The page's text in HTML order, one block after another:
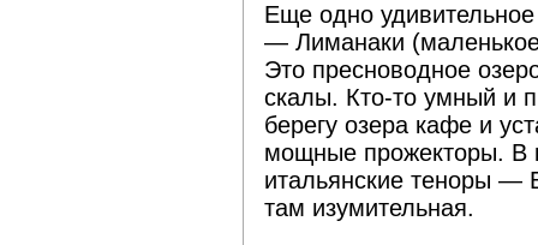
Еще одно удивительное
— Лиманаки
Это пресноводное
скалы. Кто-то умный и
берегу озера кафе и
мощные прожекторы. В
итальянские теноры —
там изумительная.